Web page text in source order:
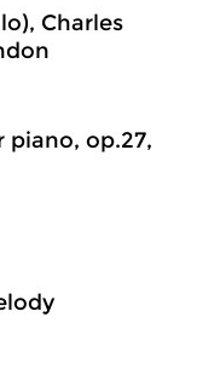
Charles
piano, op.27,